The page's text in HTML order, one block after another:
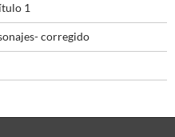
1
corregido